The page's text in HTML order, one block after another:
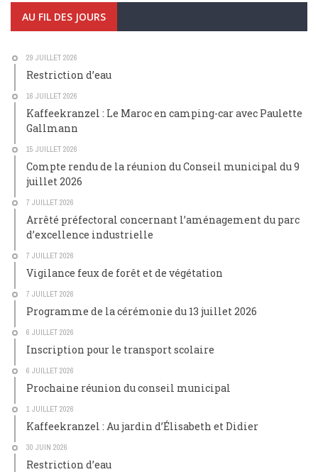
AU FIL DES JOURS
29 JUILLET 2026
Restriction d’eau
16 JUILLET 2026
Kaffeekranzel : Le Maroc en camping-car avec Paulette
Gallmann
15 JUILLET 2026
Compte rendu de la réunion du Conseil municipal du 9
juillet 2026
7 JUILLET 2026
Arrêté préfectoral concernant l’aménagement du parc
d’excellence industrielle
7 JUILLET 2026
Vigilance feux de forêt et de végétation
7 JUILLET 2026
Programme de la cérémonie du 13 juillet 2026
6 JUILLET 2026
Inscription pour le transport scolaire
6 JUILLET 2026
Prochaine réunion du conseil municipal
1 JUILLET 2026
Kaffeekranzel : Au jardin d’Élisabeth et Didier
30 JUIN 2026
Restriction d’eau